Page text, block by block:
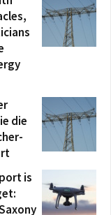
die
is